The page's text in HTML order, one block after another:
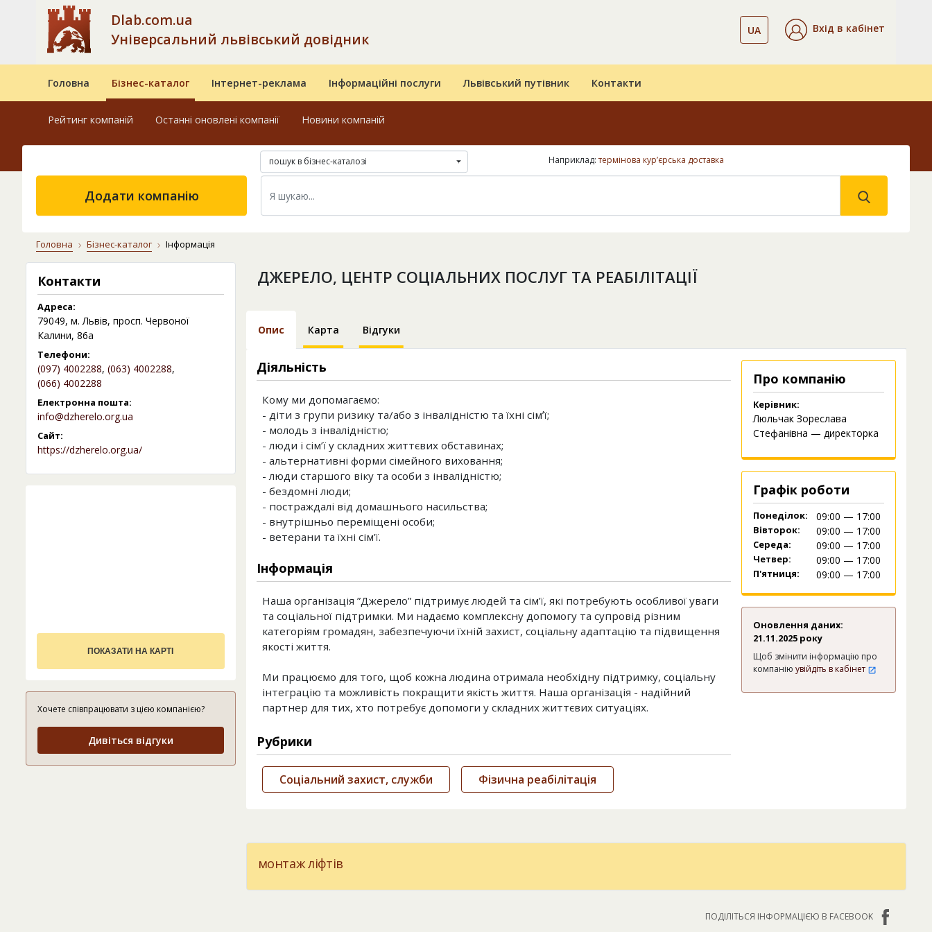
Dlab.com.ua
Універсальний львівський довідник
UA Вхід в кабінет
Головна Бізнес-каталог Інтернет-реклама Інформаційні послуги Львівський путівник Контакти
Рейтинг компаній Останні оновлені компанії Новини компаній
пошук в бізнес-каталозі Наприклад:термінова кур’єрська доставка
Додати компанію
Головна Бізнес-каталог Інформація
Контакти
Адреса:
79049, м. Львів, просп. Червоної
Калини, 86а
Телефони:
(097) 4002288, (063) 4002288,
(066) 4002288
Електронна пошта:
info@dzherelo.org.ua
Сайт:
https://dzherelo.org.ua/
ПОКАЗАТИ НА КАРТІ
Хочете співпрацювати з цією компанією?
Дивіться відгуки
ДЖЕРЕЛО, ЦЕНТР СОЦІАЛЬНИХ ПОСЛУГ ТА РЕАБІЛІТАЦІЇ
Опис Карта Відгуки
Діяльність
Кому ми допомагаємо:
- діти з групи ризику та/або з інвалідністю та їхні сімʼї;
- молодь з інвалідністю;
- люди і сім’ї у складних життєвих обставинах;
- альтернативні форми сімейного виховання;
- люди старшого віку та особи з інвалідністю;
- бездомні люди;
- постраждалі від домашнього насильства;
- внутрішньо переміщені особи;
- ветерани та їхні сім’ї.
Інформація
Наша організація ”Джерело” підтримує людей та сім’ї, які потребують особливої уваги
та соціальної підтримки. Ми надаємо комплексну допомогу та супровід різним
категоріям громадян, забезпечуючи їхній захист, соціальну адаптацію та підвищення
якості життя.
Ми працюємо для того, щоб кожна людина отримала необхідну підтримку, соціальну
інтеграцію та можливість покращити якість життя. Наша організація - надійний
партнер для тих, хто потребує допомоги у складних життєвих ситуаціях.
Рубрики
Соціальний захист, служби Фізична реабілітація
Про компанію
Керівник:
Люльчак Зореслава
Стефанівна — директорка
Графік роботи
Понеділок: 09:00 — 17:00
Вівторок: 09:00 — 17:00
Середа: 09:00 — 17:00
Четвер: 09:00 — 17:00
П'ятниця: 09:00 — 17:00
Оновлення даних:
21.11.2025 року
Щоб змінити інформацію про
компанію увійдіть в кабінет
монтаж ліфтів
ПОДІЛІТЬСЯ ІНФОРМАЦІЄЮ В FACEBOOK